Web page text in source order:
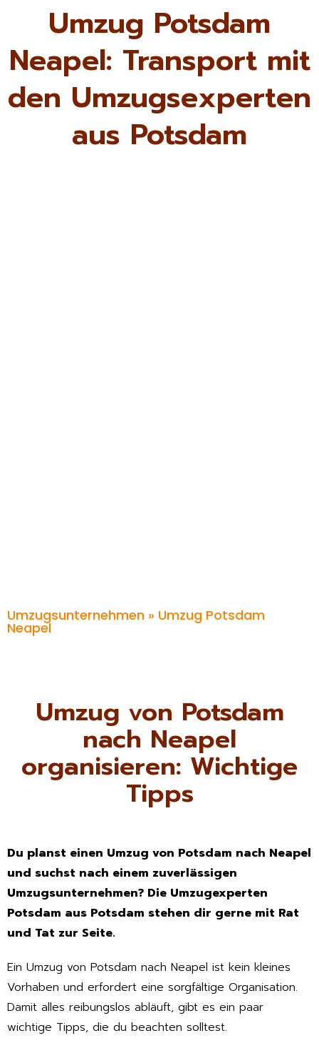
Umzug Potsdam
Neapel: Transport mit
den Umzugsexperten
aus Potsdam
Umzugsunternehmen » Umzug Potsdam
Neapel
Umzug von Potsdam
nach Neapel
organisieren: Wichtige
Tipps
Du planst einen Umzug von Potsdam nach Neapel
und suchst nach einem zuverlässigen
Umzugsunternehmen? Die Umzugexperten
Potsdam aus Potsdam stehen dir gerne mit Rat
und Tat zur Seite.
Ein Umzug von Potsdam nach Neapel ist kein kleines
Vorhaben und erfordert eine sorgfältige Organisation.
Damit alles reibungslos abläuft, gibt es ein paar
wichtige Tipps, die du beachten solltest.